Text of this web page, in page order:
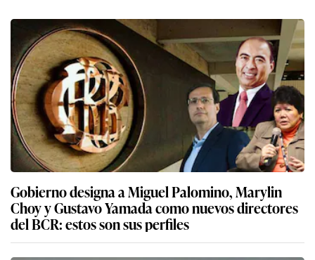
Gobierno designa a Miguel Palomino, Marylin
Choy y Gustavo Yamada como nuevos directores
del BCR: estos son sus perfiles